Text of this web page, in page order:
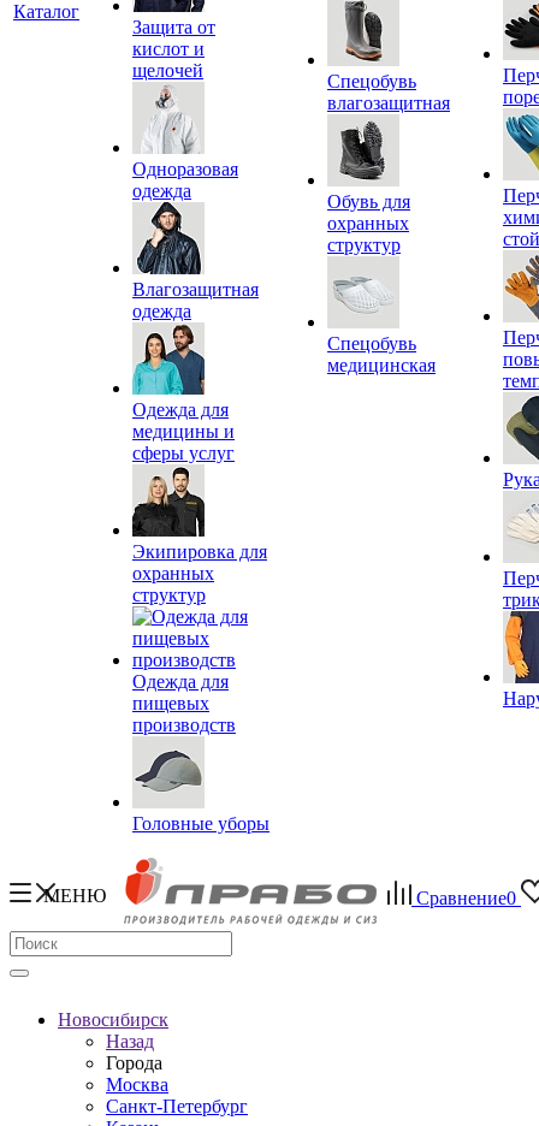
Каталог
Защита от
кислот и
щелочей
Одноразовая
одежда
Влагозащитная
одежда
Одежда для
медицины и
сферы услуг
Экипировка для
охранных
структур
Одежда для
пищевых
производств
Головные уборы
Спецобувь
влагозащитная
Обувь для
охранных
структур
Спецобувь
медицинская
МЕНЮ Сравнение0
Новосибирск
Назад
Города
Москва
Санкт-Петербург